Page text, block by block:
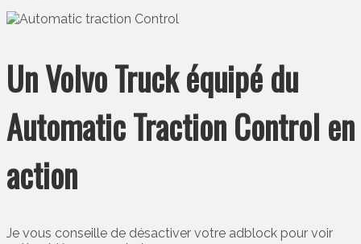
Un Volvo Truck équipé du
Automatic Traction Control en
action
Je vous conseille de désactiver votre adblock pour voir